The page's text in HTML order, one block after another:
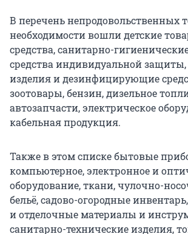
В перечень непродовольственных
необходимости вошли детские
средства, санитарно-
средства индивидуальной
изделия и дезинфицирующие
зоотовары, бензин, дизельное
автозапчасти, электрическое
кабельная продукция.
Также в этом списке бытовые
компьютерное, электронное и
оборудование, ткани, чулочно-
бельё, садово-огородные
и отделочные материалы и
санитарно-технические изделия,